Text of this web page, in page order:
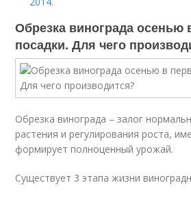
Обрезка винограда осенью
посадки. Для чего
Обрезка винограда – залог
растения и регулирования роста,
формирует полноценный урожай.
Существует 3 этапа жизни